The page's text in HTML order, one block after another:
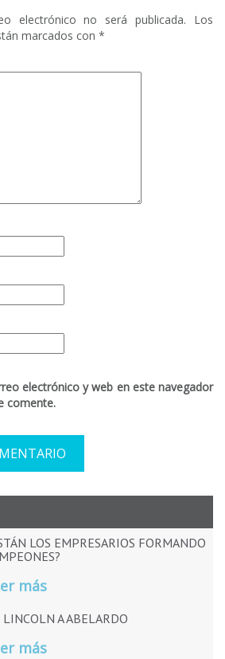
electrónico no será publicada.
Los
marcados con *
electrónico y web en este navegador
comente.
LOS EMPRESARIOS FORMANDO
más
LINCOLN A ABELARDO
más